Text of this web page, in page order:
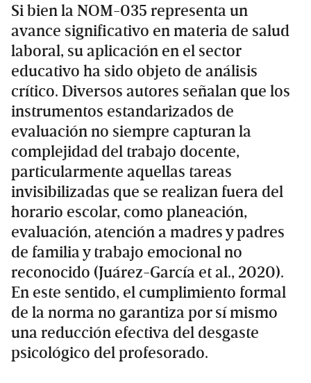
Si bien la NOM-035 representa un
avance significativo en materia de salud
laboral, su aplicación en el sector
educativo ha sido objeto de análisis
crítico. Diversos autores señalan que los
instrumentos estandarizados de
evaluación no siempre capturan la
complejidad del trabajo docente,
particularmente aquellas tareas
invisibilizadas que se realizan fuera del
horario escolar, como planeación,
evaluación, atención a madres y padres
de familia y trabajo emocional no
reconocido (Juárez-García et al., 2020).
En este sentido, el cumplimiento formal
de la norma no garantiza por sí mismo
una reducción efectiva del desgaste
psicológico del profesorado.